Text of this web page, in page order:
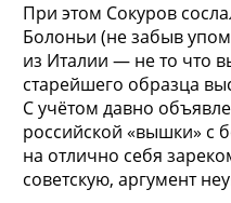
При этом Сокуров
Болоньи (не забыв
из Италии — не то что
старейшего образца
С учётом давно
российской «вышки» с
на отлично себя
советскую, аргумент